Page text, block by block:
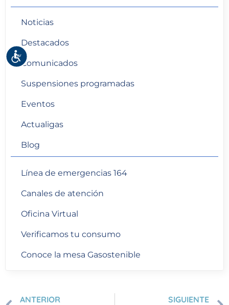
Accesibilidad
Noticias
Destacados
Comunicados
Suspensiones programadas
Eventos
Actualigas
Blog
Línea de emergencias 164
Canales de atención
Oficina Virtual
Verificamos tu consumo
Conoce la mesa Gasostenible
ANTERIOR SIGUIENTE